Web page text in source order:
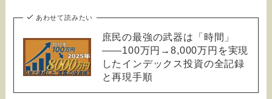
あわせて読みたい
庶民の最強の武器は「時間」
——100万円→8,000万円を実現
したインデックス投資の全記録
と再現手順